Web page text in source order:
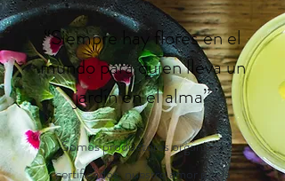
“Siempre hay flores en el
mundo para quien lleva un
jardín en elalma”
Somos productores orgánicos
certificados, nuestro amor por la